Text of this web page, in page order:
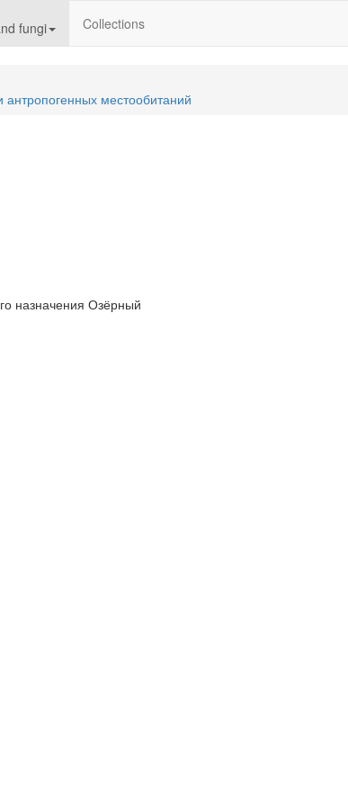
fungi Collections
антропогенных местообитаний
назначения Озёрный